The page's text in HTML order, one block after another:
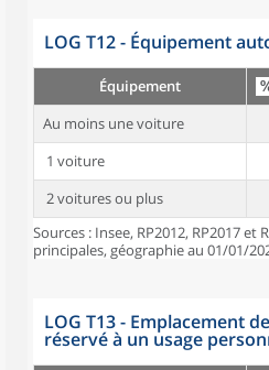
LOG T12 - Équipement
Équipement
Au moins une voiture
1 voiture
2 voitures ou plus
Sources : Insee, RP2012, RP2017 et
principales, géographie au 01/01/
LOG T13 - Emplacement
réservé à un usage